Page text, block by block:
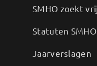
SMHO zoekt
Statuten SMHO
Jaarverslagen